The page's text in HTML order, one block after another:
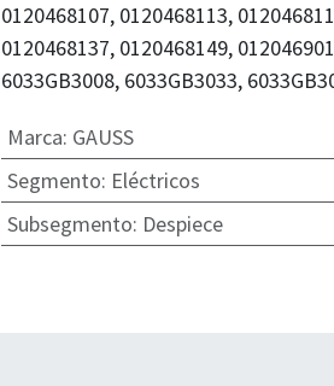
0120468107, 0120468113,
0120468137, 0120468149,
6033GB3008, 6033GB3033,
Marca: GAUSS
Segmento: Eléctricos
Subsegmento: Despiece